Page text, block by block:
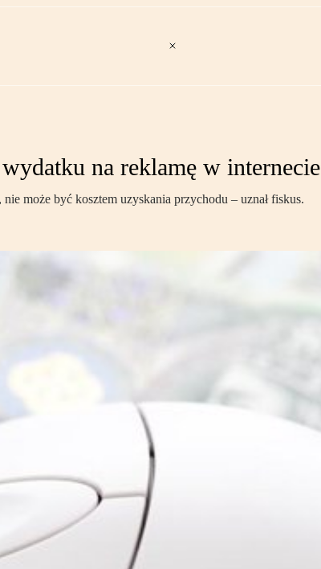
na reklamę w internecie
może być kosztem uzyskania przychodu – uznał fiskus.